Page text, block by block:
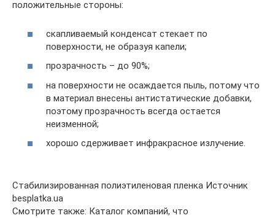
положительные стороны:
скапливаемый конденсат стекает по
поверхности, не образуя капели;
прозрачность – до 90%;
на поверхности не осаждается пыль, потому что
в материал внесены антистатические добавки,
поэтому прозрачность всегда остается
неизменной;
хорошо сдерживает инфракрасное излучение.
Стабилизированная полиэтиленовая пленка Источник
besplatka.ua
Смотрите также: Каталог компаний, что